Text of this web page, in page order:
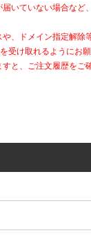
いていない場合など
、ドメイン指定解除
受け取れるようにお願
と、ご注文履歴をご